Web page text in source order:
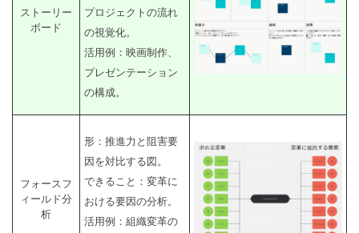
ストーリー
ボード
プロジェクトの流れ
の視覚化。
活用例：映画制作、
プレゼンテーション
の構成。
フォースフ
ィールド分
析
形：推進力と阻害要
因を対比する図。
できること：変革に
おける要因の分析。
活用例：組織変革の